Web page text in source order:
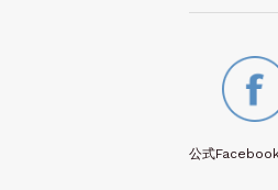
公式Facebook